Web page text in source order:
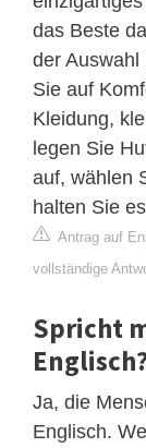
das Beste
der Auswahl
Sie auf
Kleidung,
legen Sie
auf, wählen
halten Sie
Antrag auf
vollständige
Spricht
Ja, die
Englisch.